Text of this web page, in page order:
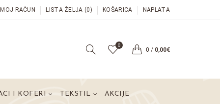
MOJ RAČUN LISTA ŽELJA (0) KOŠARICA NAPLATA
0
0 / 0,00€
I KOFERI TEKSTIL AKCIJE